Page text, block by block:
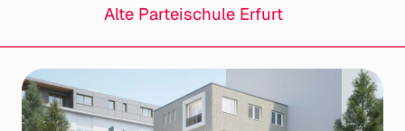
Alte Parteischule Erfurt